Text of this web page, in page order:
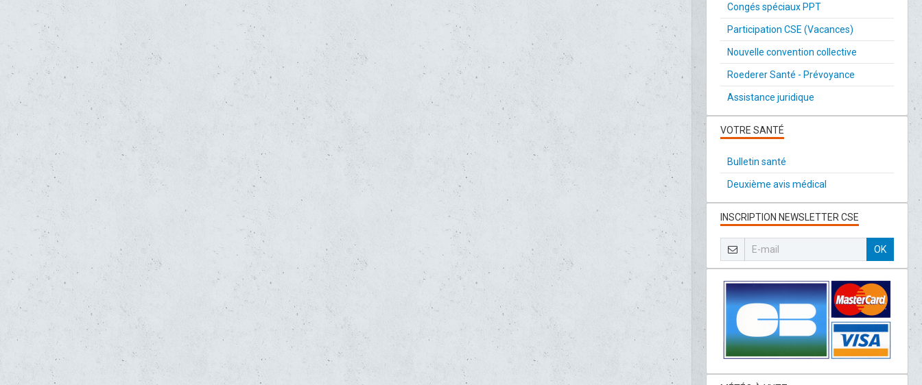
Congés spéciaux PPT
Participation CSE (Vacances)
Nouvelle convention collective
Roederer Santé - Prévoyance
Assistance juridique
VOTRE SANTÉ
Bulletin santé
Deuxième avis médical
INSCRIPTION NEWSLETTER CSE
OK